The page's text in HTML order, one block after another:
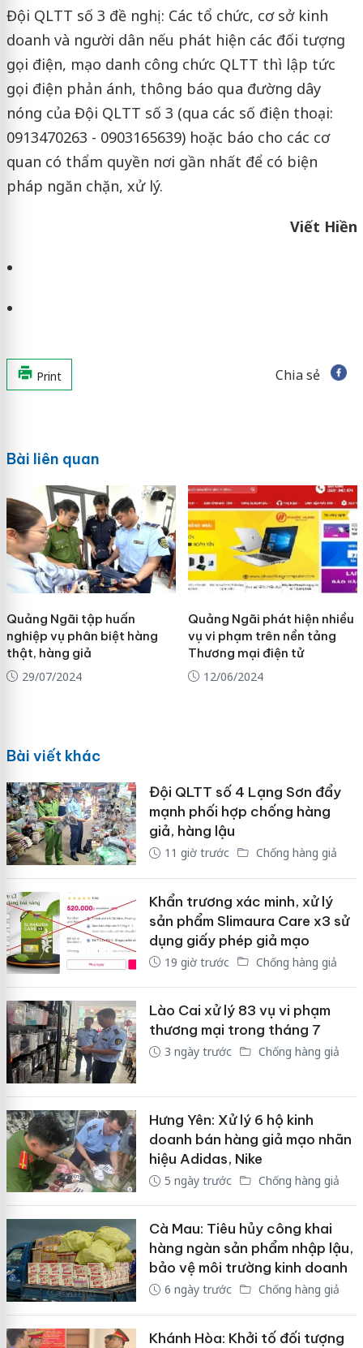
Đội QLTT số 3 đề nghị: Các tổ chức, cơ sở kinh
doanh và người dân nếu phát hiện các đối tượng
gọi điện, mạo danh công chức QLTT thì lập tức
gọi điện phản ánh, thông báo qua đường dây
nóng của Đội QLTT số 3 (qua các số điện thoại:
0913470263 - 0903165639) hoặc báo cho các cơ
quan có thẩm quyền nơi gần nhất để có biện
pháp ngăn chặn, xử lý.
Viết Hiền
Print Chia sẻ
Bài liên quan
Quảng Ngãi tập huấn
nghiệp vụ phân biệt hàng
thật, hàng giả
29/07/2024
Quảng Ngãi phát hiện nhiều
vụ vi phạm trên nền tảng
Thương mại điện tử
12/06/2024
Bài viết khác
Đội QLTT số 4 Lạng Sơn đẩy
mạnh phối hợp chống hàng
giả, hàng lậu
11 giờ trước Chống hàng giả
Khẩn trương xác minh, xử lý
sản phẩm Slimaura Care x3 sử
dụng giấy phép giả mạo
19 giờ trước Chống hàng giả
Lào Cai xử lý 83 vụ vi phạm
thương mại trong tháng 7
3 ngày trước Chống hàng giả
Hưng Yên: Xử lý 6 hộ kinh
doanh bán hàng giả mạo nhãn
hiệu Adidas, Nike
5 ngày trước Chống hàng giả
Cà Mau: Tiêu hủy công khai
hàng ngàn sản phẩm nhập lậu,
bảo vệ môi trường kinh doanh
6 ngày trước Chống hàng giả
Khánh Hòa: Khởi tố đối tượng